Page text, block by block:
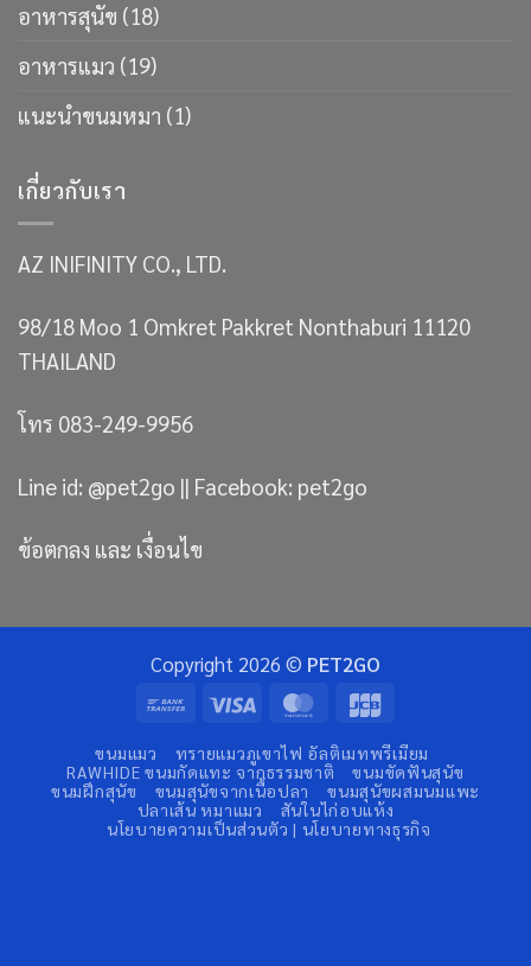
อาหารสุนัข (18)
อาหารแมว (19)
แนะนำขนมหมา (1)
เกี่ยวกับเรา
AZ INIFINITY CO., LTD.
98/18 Moo 1 Omkret Pakkret Nonthaburi 11120
THAILAND
โทร 083-249-9956
Line id: @pet2go || Facebook: pet2go
ข้อตกลง และ เงื่อนไข
Copyright 2026 © PET2GO
Bank
Visa MasterCard
ขนมแมว
ทรายแมวภูเขาไฟ อัลติเมทพรีเมียม
RAWHIDE ขนมกัดแทะ จากธรรมชาติ
ขนมขัดฟันสุนัข
ขนมฝึกสุนัข
ขนมสุนัขจากเนื้อปลา
ขนมสุนัขผสมนมแพะ
ปลาเส้น หมาแมว
สันในไก่อบแห้ง
นโยบายความเป็นส่วนตัว | นโยบายทางธุรกิจ